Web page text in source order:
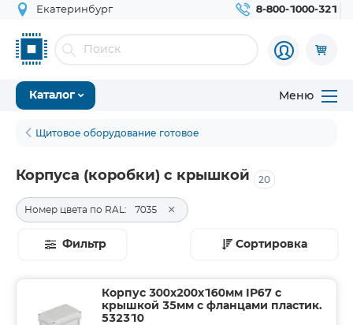
Екатеринбург 8-800-1000-321
Каталог Меню
Щитовое оборудование готовое
Корпуса (коробки) с крышкой 20
Номер цвета по RAL: 7035 ×
Фильтр Сортировка
Корпус 300х200х160мм IP67 с
крышкой 35мм с фланцами пластик.
532310